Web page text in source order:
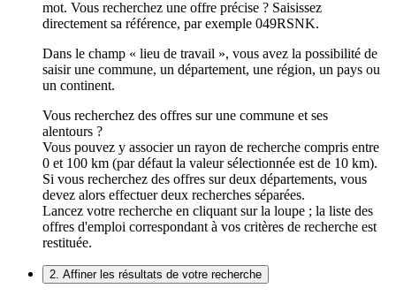
mot. Vous recherchez une offre précise ? Saisissez
directement sa référence, par exemple 049RSNK.
Dans le champ « lieu de travail », vous avez la possibilité de
saisir une commune, un département, une région, un pays ou
un continent.
Vous recherchez des offres sur une commune et ses
alentours ?
Vous pouvez y associer un rayon de recherche compris entre
0 et 100 km (par défaut la valeur sélectionnée est de 10 km).
Si vous recherchez des offres sur deux départements, vous
devez alors effectuer deux recherches séparées.
Lancez votre recherche en cliquant sur la loupe ; la liste des
offres d'emploi correspondant à vos critères de recherche est
restituée.
2. Affiner les résultats de votre recherche